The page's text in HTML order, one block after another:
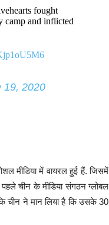
fought
camp and inflicted
19, 2020
मीडिया में वायरल हुई हैं. जिसमें
चीन के मीडिया संगठन ग्लोबल
चीन ने मान लिया है कि उसके 30